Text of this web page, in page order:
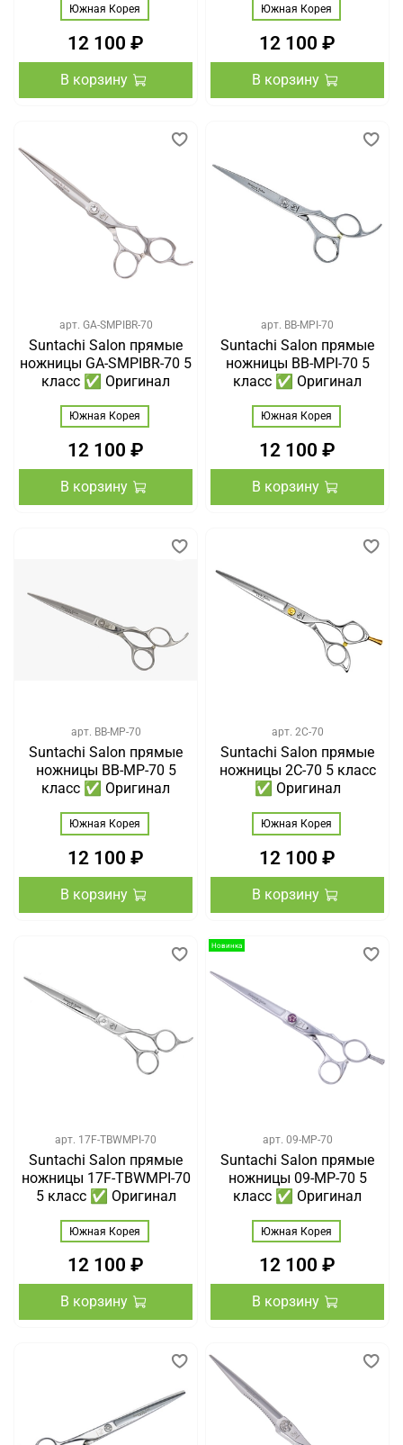
Южная Корея
12 100 ₽
В корзину
Южная Корея
12 100 ₽
В корзину
арт. GA-SMPIBR-70
Suntachi Salon прямые
ножницы GA-SMPIBR-70 5
класс ✅ Оригинал
Южная Корея
12 100 ₽
В корзину
арт. BB-MPI-70
Suntachi Salon прямые
ножницы BB-MPI-70 5
класс ✅ Оригинал
Южная Корея
12 100 ₽
В корзину
арт. BB-MP-70
Suntachi Salon прямые
ножницы BB-MP-70 5
класс ✅ Оригинал
Южная Корея
12 100 ₽
В корзину
арт. 2C-70
Suntachi Salon прямые
ножницы 2C-70 5 класс
✅ Оригинал
Южная Корея
12 100 ₽
В корзину
арт. 17F-TBWMPI-70
Suntachi Salon прямые
ножницы 17F-TBWMPI-70
5 класс ✅ Оригинал
Южная Корея
12 100 ₽
В корзину
Новинка
арт. 09-MP-70
Suntachi Salon прямые
ножницы 09-MP-70 5
класс ✅ Оригинал
Южная Корея
12 100 ₽
В корзину